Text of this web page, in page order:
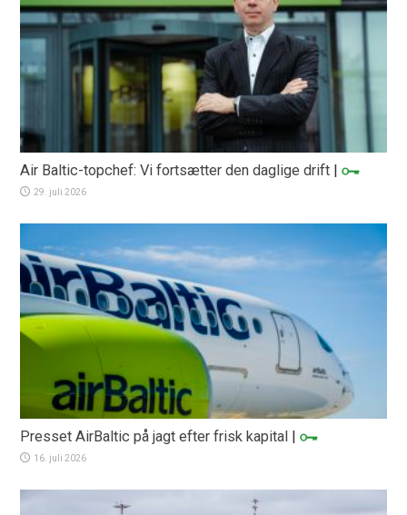
Air Baltic-topchef: Vi fortsætter den daglige drift |
29. juli 2026
Presset AirBaltic på jagt efter frisk kapital |
16. juli 2026